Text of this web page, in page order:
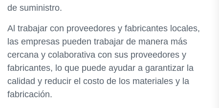
de suministro.
Al trabajar con proveedores y fabricantes locales,
las empresas pueden trabajar de manera más
cercana y colaborativa con sus proveedores y
fabricantes, lo que puede ayudar a garantizar la
calidad y reducir el costo de los materiales y la
fabricación.